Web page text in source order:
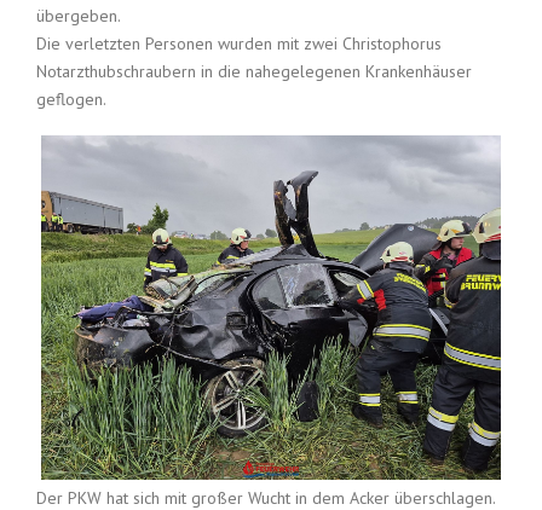
übergeben.
Die verletzten Personen wurden mit zwei Christophorus
Notarzthubschraubern in die nahegelegenen Krankenhäuser
geflogen.
Der PKW hat sich mit großer Wucht in dem Acker überschlagen.